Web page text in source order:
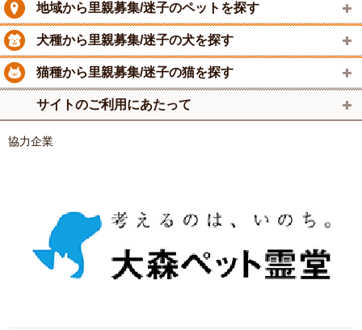
地域から里親募集/迷子のペットを探す
犬種から里親募集/迷子の犬を探す
猫種から里親募集/迷子の猫を探す
サイトのご利用にあたって
協力企業